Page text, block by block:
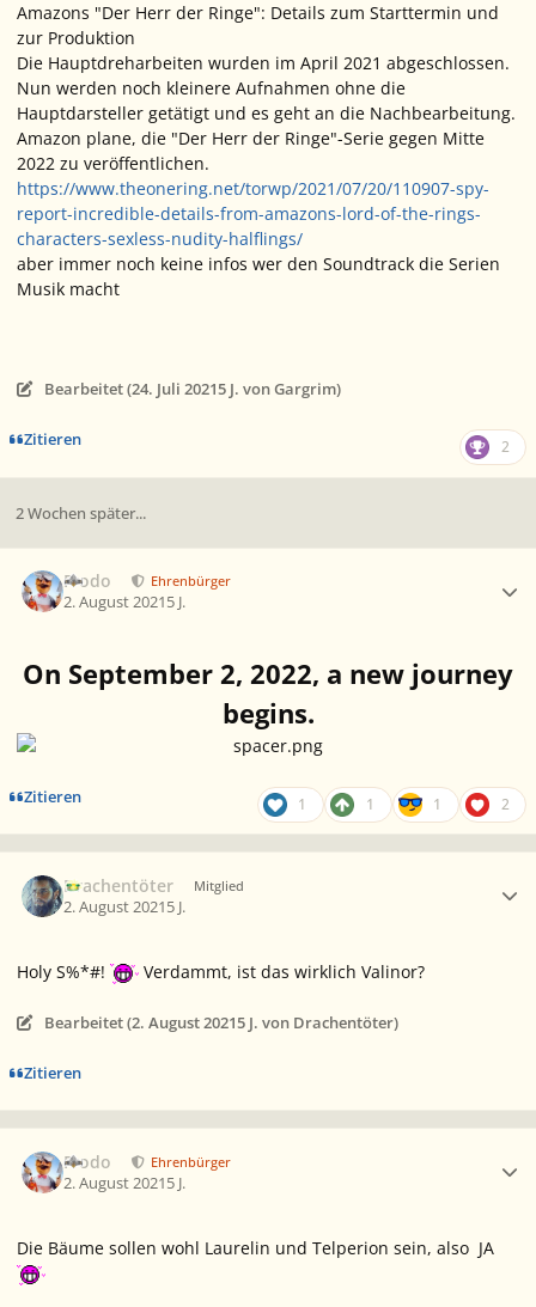
Amazons "Der Herr der Ringe": Details zum Starttermin und
zur Produktion
Die Hauptdreharbeiten wurden im April 2021 abgeschlossen.
Nun werden noch kleinere Aufnahmen ohne die
Hauptdarsteller getätigt und es geht an die Nachbearbeitung.
Amazon plane, die "Der Herr der Ringe"-Serie gegen Mitte
2022 zu veröffentlichen.
https://www.theonering.net/torwp/2021/07/20/110907-spy-
report-incredible-details-from-amazons-lord-of-the-rings-
characters-sexless-nudity-halflings/
aber immer noch keine infos wer den Soundtrack die Serien
Musik macht
Bearbeitet (24. Juli 20215 J. von Gargrim)
Zitieren 2
2 Wochen später...
Frodo Ehrenbürger
2. August 20215 J.
On September 2, 2022, a new journey
begins.
Zitieren 1 1 1 2
Drachentöter Mitglied
2. August 20215 J.
Holy S%*#! Verdammt, ist das wirklich Valinor?
Bearbeitet (2. August 20215 J. von Drachentöter)
Zitieren
Frodo Ehrenbürger
2. August 20215 J.
Die Bäume sollen wohl Laurelin und Telperion sein, also JA